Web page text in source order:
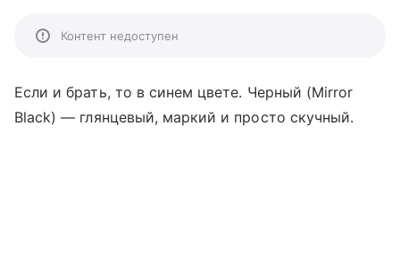
Контент недоступен
Если и брать, то в синем цвете. Черный (Mirror
Black) — глянцевый, маркий и просто скучный.